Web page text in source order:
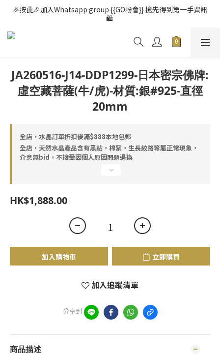
🎉按此🎉加入Whatsapp group {{GO粉會}} 搶先得到第一手資訊
🛍️
JA260516-J14-DDP1299-日本密宗佛牌:
虛空藏菩薩(牛/虎)-材質:銀#925-直徑
20mm
全店，水晶訂單折扣後滿$888本地包郵
全店，天然水晶產品含有黑點，棉絮，生長紋路等屬正常現象，
介意無bid，不接受因個人原因問題退換
HK$1,888.00
加入購物車 立即購買
加入追蹤清單
分享到
商品描述